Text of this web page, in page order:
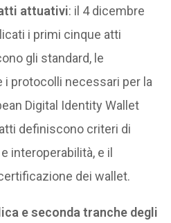
attuativi: il 4 dicembre
i primi cinque atti
gli standard, le
protocolli necessari per la
Digital Identity Wallet
definiscono criteri di
interoperabilità, e il
dei wallet.
e seconda tranche degli